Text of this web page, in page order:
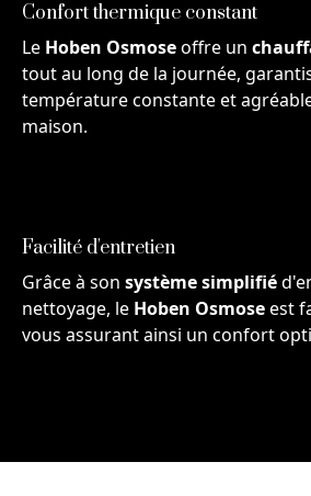
Confort thermique constant
Le Hoben Osmoseoffre un
tout au long de la journée,
température constante et
maison.
Facilité d'entretien
Grâce à son système simplifié
nettoyage, le Hoben Osmoseest
vous assurant ainsi un confort